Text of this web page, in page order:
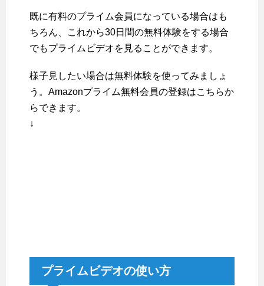
既に有料のプライム会員になっている場合はも
ちろん、これから30日間の無料体験をする場合
でもプライムビデオを見ることができます。
様子見したい場合は無料体験を使ってみましょ
う。Amazonプライム無料会員の登録はこちらか
らできます。
↓
プライムビデオの使い方